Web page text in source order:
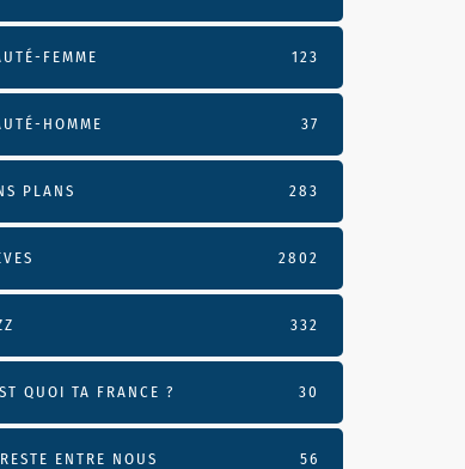
FEMME 123
HOMME 37
PLANS 283
2802
332
QUOI TA FRANCE ? 30
ENTRE NOUS 56